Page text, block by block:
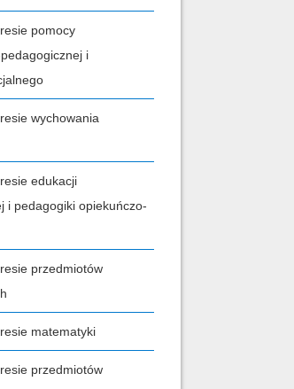
pomocy
i
wychowania
edukacji
i pedagogiki opiekuńczo-
przedmiotów
matematyki
przedmiotów